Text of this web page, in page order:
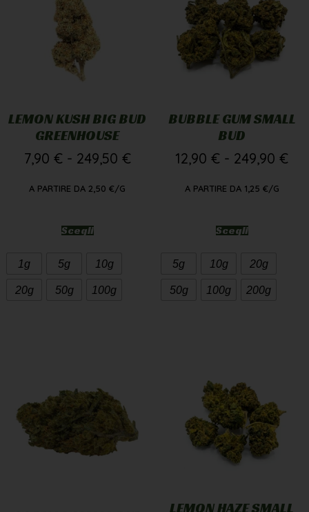
LEMON KUSH BIG BUD
GREENHOUSE
7,90 € - 249,50 €
A PARTIRE DA 2,50 €/G
Scegli
1g 5g 10g
20g 50g 100g
BUBBLE GUM SMALL
BUD
12,90 € - 249,90 €
A PARTIRE DA 1,25 €/G
Scegli
5g 10g 20g
50g 100g 200g
LEMON HAZE SMALL